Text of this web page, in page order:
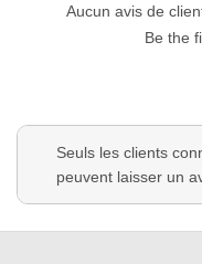
Aucun avis de
Be the
Seuls les clients
peuvent laisser un